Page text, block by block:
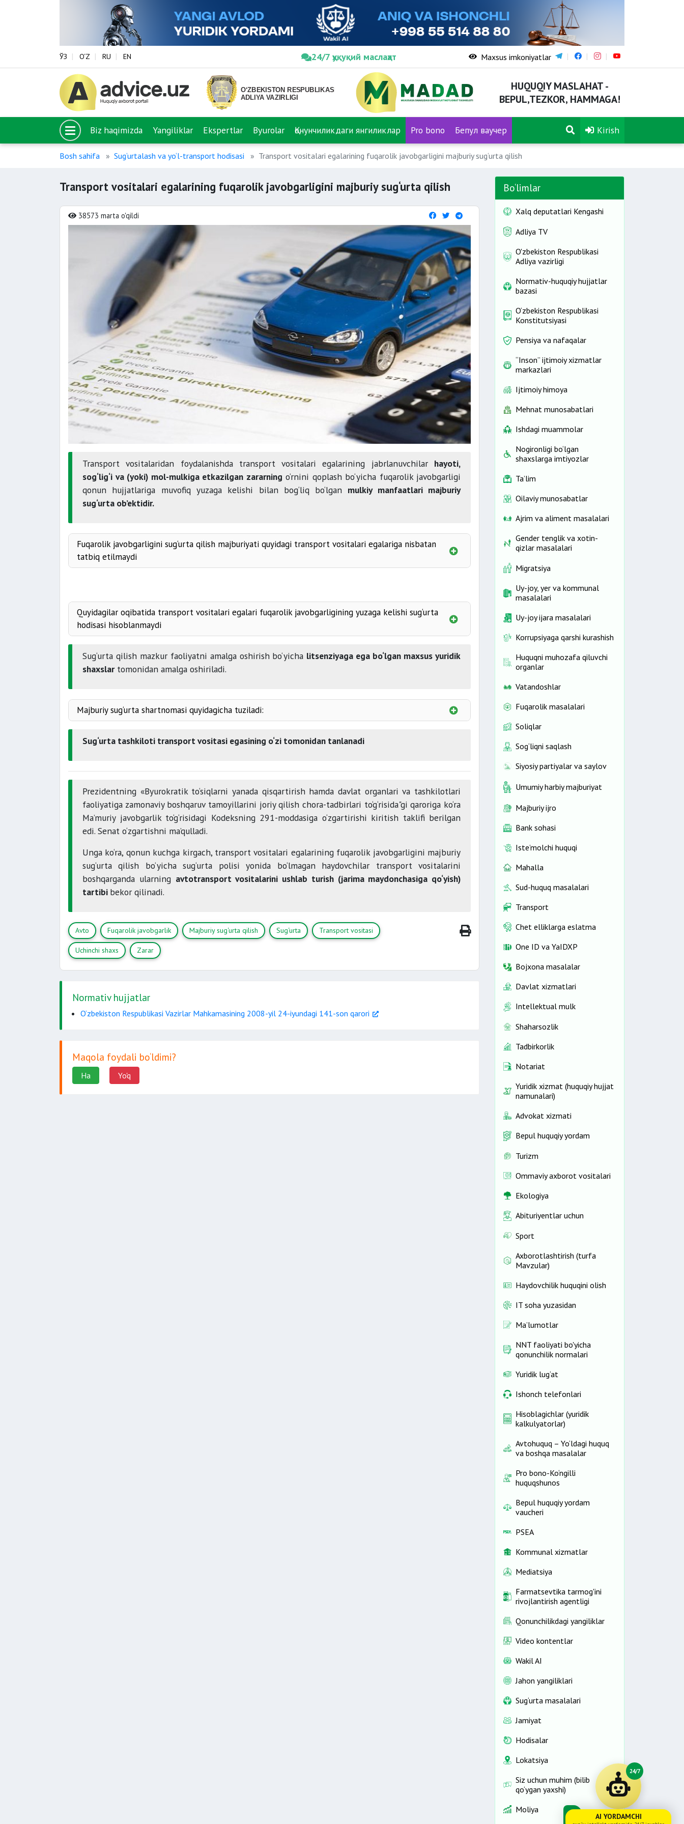
ЎЗ O‘Z RU EN 24/7 ҳуқуқий маслаҳат Maxsus imkoniyatlar
HUQUQIY MASLAHAT -
BEPUL,TEZKOR, HAMMAGA!
Biz haqimizda Yangiliklar Ekspertlar Byurolar Қонунчиликдаги янгиликлар Pro bono Бепул ваучер Kirish
Bosh sahifa Sug‘urtalash va yo‘l-transport hodisasi Transport vositalari egalarining fuqarolik javobgarligini majburiy sug‘urta qilish
Transport vositalari egalarining fuqarolik javobgarligini majburiy sug‘urta qilish
38573 marta o'qildi
Transport vositalaridan foydalanishda transport vositalari egalarining jabrlanuvchilar hayoti,
sog‘lig‘i va (yoki) mol-mulkiga etkazilgan zararning o‘rnini qoplash bo‘yicha fuqarolik javobgarligi
qonun hujjatlariga muvofiq yuzaga kelishi bilan bog‘liq bo‘lgan mulkiy manfaatlari majburiy
sug‘urta ob’ektidir.
Fuqarolik javobgarligini sug‘urta qilish majburiyati quyidagi transport vositalari egalariga nisbatan
tatbiq etilmaydi
hayvon kuchi bilan harakatga keltiriladigan
transport
chet davlatlarda ro‘yxatdan
majburiy sug‘urta tizimlari
doirasida sug‘urta
vositalari
Quyidagilar oqibatida transport vositalari egalari fuqarolik javobgarligining yuzaga kelishi sug‘urta
hodisasi hisoblanmaydi
ma’naviy etkazilgan zarar
atrof muhitning
to‘g‘risidagi
etkazilishi
majburiy sug‘urtaning
zarar chiqqan zararning
qoplash
bo‘yicha majburiyati
yukka
nodir oyob buyumlar
pullarga
shikast etkazilganligi
Sug‘urta qilish mazkur faoliyatni amalga oshirish bo‘yicha litsenziyaga ega bo‘lgan maxsus yuridik
shaxslartomonidan amalga oshiriladi.
Majburiy sug‘urta shartnomasi quyidagicha tuziladi:
joyiga borish muddatiga
Sug‘urta tashkiloti transport vositasi egasining o‘zi tomonidan tanlanadi
Prezidentning «Byurokratik to‘siqlarni yanada qisqartirish hamda davlat organlari va tashkilotlari
faoliyatiga zamonaviy boshqaruv tamoyillarini joriy qilish chora-tadbirlari to‘g‘risida"gi qaroriga ko‘ra
Ma’muriy javobgarlik to‘g‘risidagi Kodeksning 291-moddasiga o‘zgartirishi kiritish taklifi berilgan
edi. Senat o‘zgartishni ma’qulladi.
Unga ko‘ra, qonun kuchga kirgach, transport vositalari egalarining fuqarolik javobgarligini majburiy
sug‘urta qilish bo‘yicha sug‘urta polisi yonida bo‘lmagan haydovchilar transport vositalarini
boshqarganda ularning avtotransport vositalarini ushlab turish (jarima maydonchasiga qo‘yish)
tartibi bekor qilinadi.
Avto Fuqarolik javobgarlik Majburiy sug‘urta qilish Sug‘urta Transport vositasi
Uchinchi shaxs Zarar
Normativ hujjatlar
O‘zbekiston Respublikasi Vazirlar Mahkamasining 2008-yil 24-iyundagi 141-son qarori
Maqola foydali bo‘ldimi?
Ha Yo'q
Bo‘limlar
Xalq deputatlari Kengashi
Adliya TV
O'zbekiston Respublikasi
Adliya vazirligi
Normativ-huquqiy hujjatlar
bazasi
O‘zbekiston Respublikasi
Konstitutsiyasi
Pensiya va nafaqalar
“Inson” ijtimoiy xizmatlar
markazlari
Ijtimoiy himoya
Mehnat munosabatlari
Ishdagi muammolar
Nogironligi bo‘lgan
shaxslarga imtiyozlar
Ta’lim
Oilaviy munosabatlar
Ajrim va aliment masalalari
Gender tenglik va xotin-
qizlar masalalari
Migratsiya
Uy-joy, yer va kommunal
masalalari
Uy-joy ijara masalalari
Korrupsiyaga qarshi kurashish
Huquqni muhozafa qiluvchi
organlar
Vatandoshlar
Fuqarolik masalalari
Soliqlar
Sog‘liqni saqlash
Siyosiy partiyalar va saylov
Umumiy harbiy majburiyat
Majburiy ijro
Bank sohasi
Iste’molchi huquqi
Mahalla
Sud-huquq masalalari
Transport
Chet elliklarga eslatma
One ID vа YaIDXP
Bojxona masalalar
Davlat xizmatlari
Intellektual mulk
Shaharsozlik
Tadbirkorlik
Notariat
Yuridik xizmat (huquqiy hujjat
namunalari)
Advokat xizmati
Bepul huquqiy yordam
Turizm
Ommaviy axborot vositalari
Ekologiya
Abituriyentlar uchun
Sport
Axborotlashtirish (turfa
Mavzular)
Haydovchilik huquqini olish
IT soha yuzasidan
Ma’lumotlar
NNT faoliyati bo'yicha
qonunchilik normalari
Yuridik lug‘at
Ishonch telefonlari
Hisoblagichlar (yuridik
kalkulyatorlar)
Avtohuquq – Yo‘ldagi huquq
va boshqa masalalar
Pro bono-Ko‘ngilli
huquqshunos
Bepul huquqiy yordam
vaucheri
PSEA
Kommunal xizmatlar
Mediatsiya
Farmatsevtika tarmog'ini
rivojlantirish agentligi
Qonunchilikdagi yangiliklar
Video kontentlar
Wakil AI
Jahon yangiliklari
Sug‘urta masalalari
Jamiyat
Hodisalar
Lokatsiya
Siz uchun muhim (bilib
qo‘ygan yaxshi)
Moliya
24/7
AI YORDAMCHI